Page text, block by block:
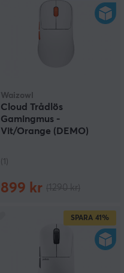
Waizowl
Cloud Trådlös
Gamingmus -
Vit/Orange (DEMO)
(1)
899 kr
SPARA 41%